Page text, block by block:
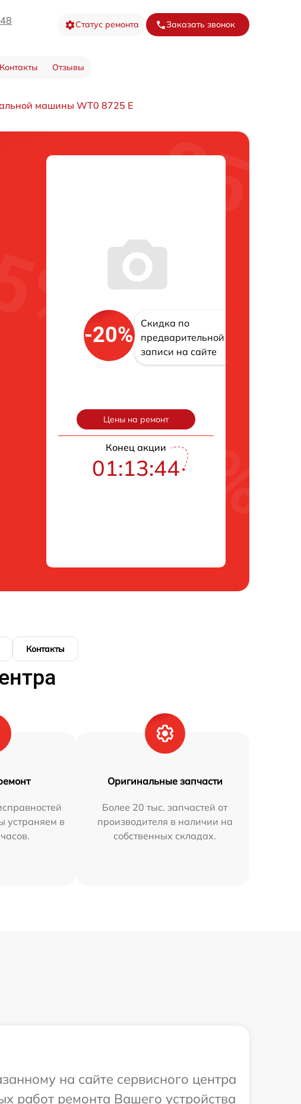
Статус ремонта Заказать звонок
Контакты Отзывы
машины WT0 8725 E
-20%
Скидка по
предварительной
записи на сайте
Цены на ремонт
Конец акции
01:13:43
Контакты
устраняем в
Оригинальные запчасти
Более 20 тыс. запчастей от
производителя в наличии на
собственных складах.
на сайте сервисного центра
работ ремонта Вашего устройства